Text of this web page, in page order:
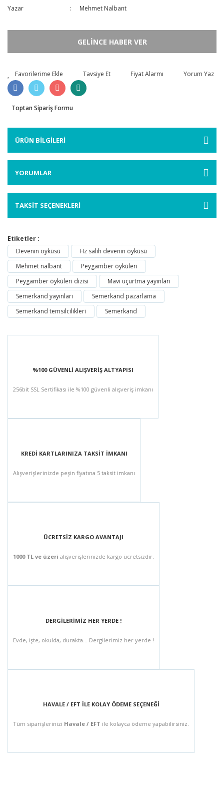
Yazar Mehmet Nalbant
GELİNCE HABER VER
Tavsiye Et Fiyat Alarmı Yorum Yaz
Toptan Sipariş Formu
ÜRÜN BİLGİLERİ
YORUMLAR
TAKSİT SEÇENEKLERİ
Etiketler :
Devenin öyküsü
Hz salih devenin öyküsü
Mehmet nalbant
Peygamber öyküleri
Peygamber öyküleri dizisi
Mavi uçurtma yayınları
Semerkand yayınları
Semerkand pazarlama
Semerkand temsilcilikleri
Semerkand
%100 GÜVENLİ ALIŞVERİŞ ALTYAPISI
256bit SSL Sertifikası ile %100 güvenli alışveriş imkanı
KREDİ KARTLARINIZA TAKSİT İMKANI
Alışverişlerinizde peşin fiyatına 5 taksit imkanı
ÜCRETSİZ KARGO AVANTAJI
1000 TL ve üzeri alışverişlerinizde kargo ücretsizdir.
DERGİLERİMİZ HER YERDE !
Evde, işte, okulda, durakta... Dergilerimiz her yerde !
HAVALE / EFT İLE KOLAY ÖDEME SEÇENEĞİ
Tüm siparişlerinizi Havale / EFT ile kolayca ödeme yapabilirsiniz.